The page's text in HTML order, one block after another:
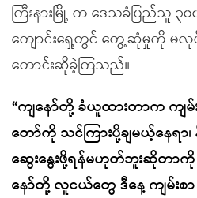
ကြီးနားမြို့ က ဒေသခံပြည်သူ ၃၀
ကျောင်းရှေ့တွင် တွေ့ဆုံမှုကို မလု
တောင်းဆိုခဲ့ကြသည်။
“ကျနော်တို့ ခံယူထားတာက ကျ
တော်ကို သင်ကြားပို့ချမယ့်နေရာ၊
ဆွေးနွေးဖို့ရန်မဟုတ်ဘူးဆိုတ
နော်တို့ လူငယ်တွေ ဒီနေ့ ကျမ်းစာ